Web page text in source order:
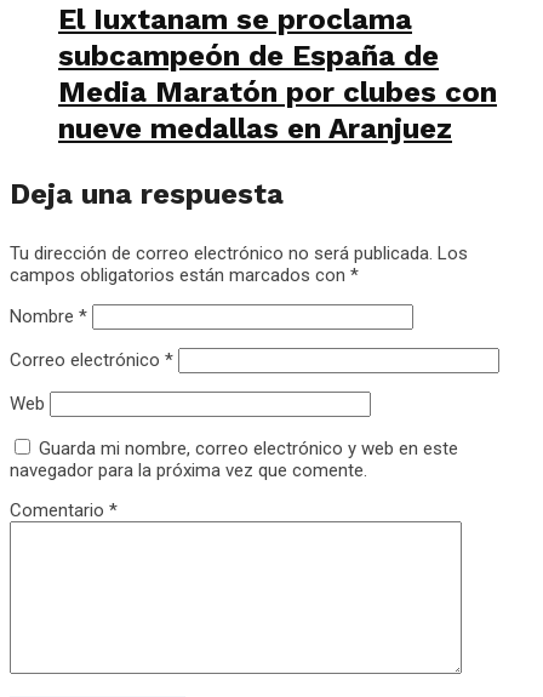
El Iuxtanam se proclama
subcampeón de España de
Media Maratón por clubes con
nueve medallas en Aranjuez
Deja una respuesta
Tu dirección de correo electrónico no será publicada. Los
campos obligatorios están marcados con *
Nombre *
Correo electrónico *
Web
Guarda mi nombre, correo electrónico y web en este
navegador para la próxima vez que comente.
Comentario *